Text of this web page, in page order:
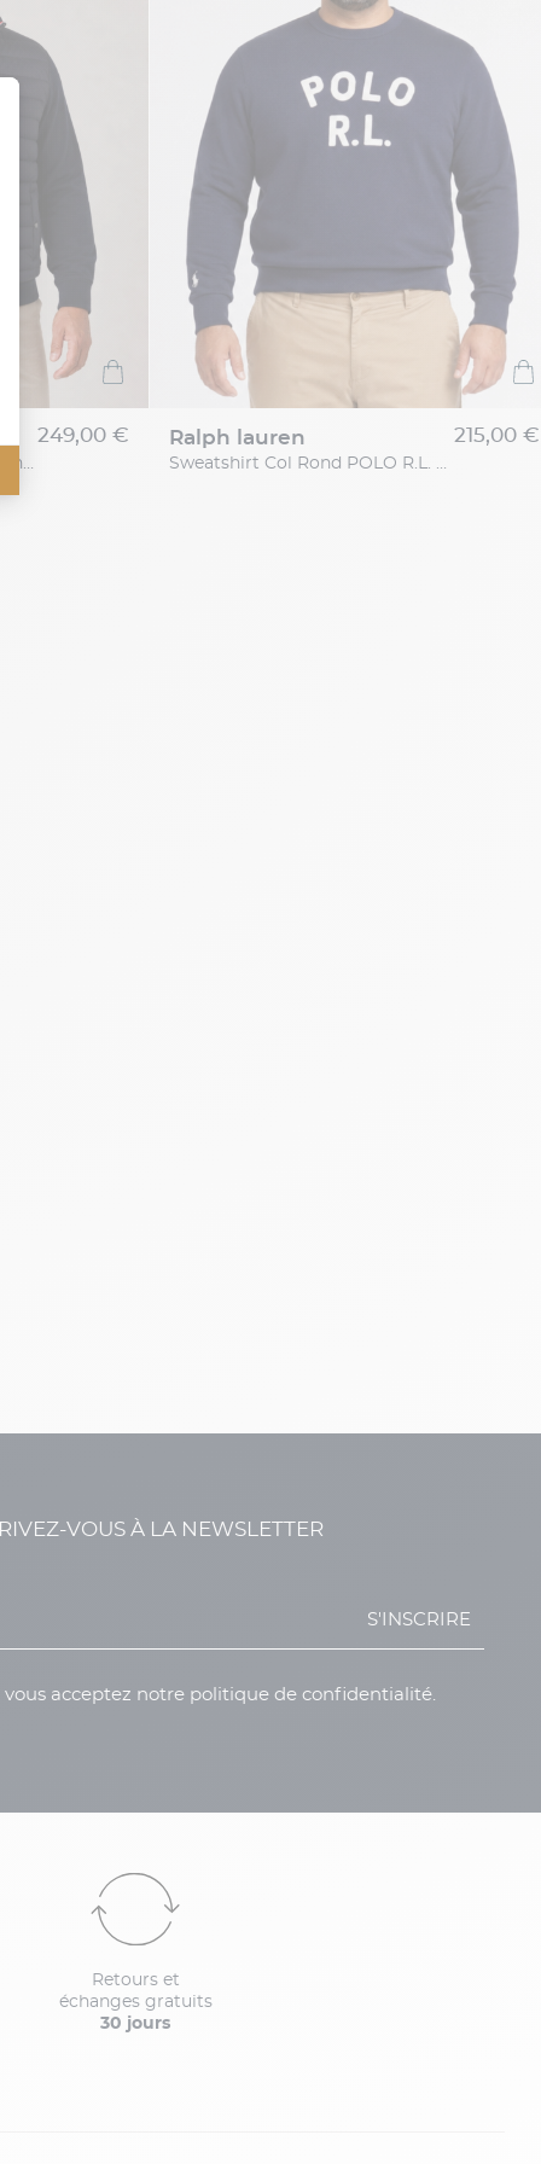
Cardigan Zippé Mix Media Grande Taille Marine
249,00 € ralph lauren
Sweatshirt Col Rond POLO R.L. Grande Taille Marine
215,00 €
VOUS À LA NEWSLETTER
S'INSCRIRE
vous acceptez notre politique de confidentialité.
Retours et
échanges gratuits
30 jours